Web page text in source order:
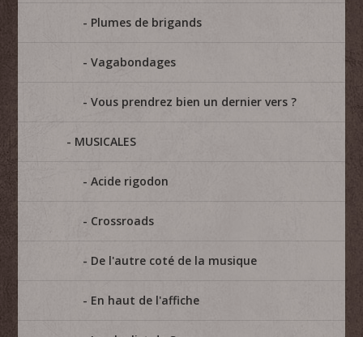
Plumes de brigands
Vagabondages
Vous prendrez bien un dernier vers ?
MUSICALES
Acide rigodon
Crossroads
De l'autre coté de la musique
En haut de l'affiche